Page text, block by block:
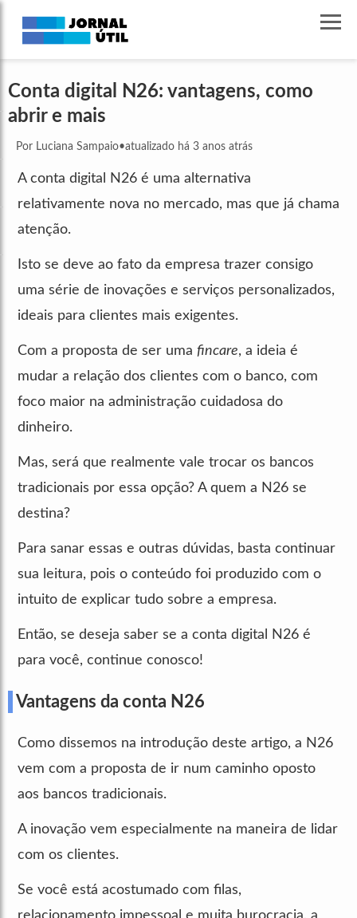
Conta digital N26: vantagens, como
abrir e mais
Por Luciana Sampaio•atualizado há 3 anos atrás
A conta digital N26 é uma alternativa
relativamente nova no mercado, mas que já chama
atenção.
Isto se deve ao fato da empresa trazer consigo
uma série de inovações e serviços personalizados,
ideais para clientes mais exigentes.
Com a proposta de ser uma fincare, a ideia é
mudar a relação dos clientes com o banco, com
foco maior na administração cuidadosa do
dinheiro.
Mas, será que realmente vale trocar os bancos
tradicionais por essa opção? A quem a N26 se
destina?
Para sanar essas e outras dúvidas, basta continuar
sua leitura, pois o conteúdo foi produzido com o
intuito de explicar tudo sobre a empresa.
Então, se deseja saber se a conta digital N26 é
para você, continue conosco!
Vantagens da conta N26
Como dissemos na introdução deste artigo, a N26
vem com a proposta de ir num caminho oposto
aos bancos tradicionais.
A inovação vem especialmente na maneira de lidar
com os clientes.
Se você está acostumado com filas,